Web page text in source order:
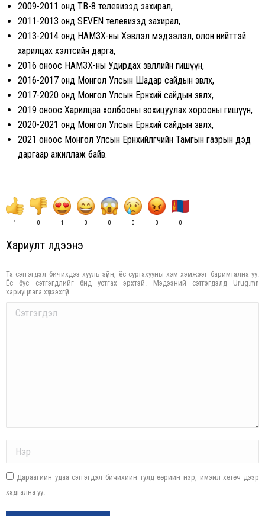
2009-2011 онд ТВ-8 телевизэд захирал,
2011-2013 онд SEVEN телевизэд захирал,
2013-2014 онд НАМЗХ-ны Хэвлэл мэдээлэл, олон нийттэй
харилцах хэлтсийн дарга,
2016 оноос НАМЗХ-ны Удирдах зөвлөлийн гишүүн,
2016-2017 онд Монгол Улсын Шадар сайдын зөвлөх,
2017-2020 онд Монгол Улсын Ерөнхий сайдын зөвлөх,
2019 оноос Харилцаа холбооны зохицуулах хорооны гишүүн,
2020-2021 онд Монгол Улсын Ерөнхий сайдын зөвлөх,
2021 оноос Монгол Улсын Ерөнхийлөгчийн Тамгын газрын дэд
даргаар ажиллаж байв.
1 0 1 0 0 0 0 0
Хариулт үлдээнэ үү
Та сэтгэгдэл бичихдээ хууль зүйн, ёс суртахууны хэм хэмжээг баримтална уу.
Ёс бус сэтгэгдлийг бид устгах эрхтэй. Мэдээний сэтгэгдэлд Urug.mn
хариуцлага хүлээхгүй.
Comment
Дараагийн удаа сэтгэгдэл бичихийн тулд өөрийн нэр, имэйл хөтөч дээр
хадгална уу.